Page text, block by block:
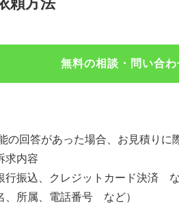
無料の相談・問い合わ
回答があった場合、お見積りに
求内容
振込、クレジットカード決済 な
所属、電話番号 など）